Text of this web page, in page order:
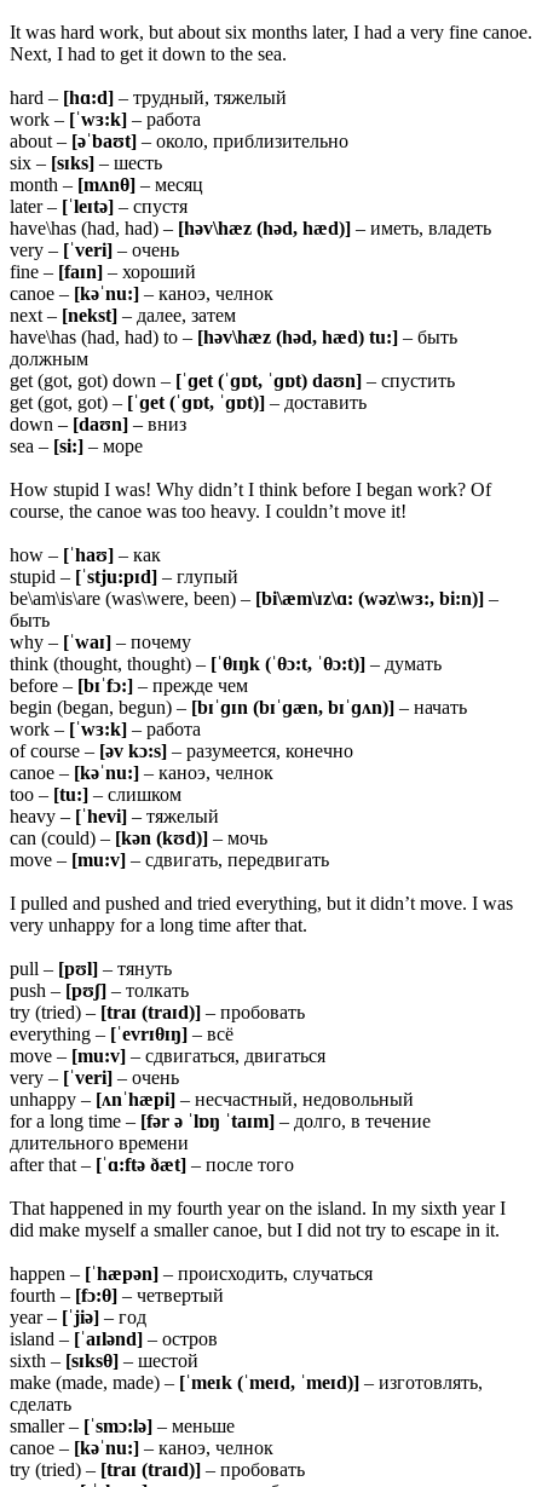
It was hard work, but about six months later, I had a very fine canoe.
Next, I had to get it down to the sea.
hard – [hɑ:d] – трудный, тяжелый
work – [ˈwɜ:k] – работа
about – [əˈbaʊt] – около, приблизительно
six – [sɪks] – шесть
month – [mʌnθ] – месяц
later – [ˈleɪtə] – спустя
have\has (had, had) – [həv\hæz (həd, hæd)] – иметь, владеть
very – [ˈveri] – очень
fine – [faɪn] – хороший
canoe – [kəˈnu:] – каноэ, челнок
next – [nekst] – далее, затем
have\has (had, had) to – [həv\hæz (həd, hæd) tu:] – быть
должным
get (got, got) down – [ˈɡet (ˈɡɒt, ˈɡɒt) daʊn] – спустить
get (got, got) – [ˈɡet (ˈɡɒt, ˈɡɒt)] – доставить
down – [daʊn] – вниз
sea – [si:] – море
How stupid I was! Why didn’t I think before I began work? Of
course, the canoe was too heavy. I couldn’t move it!
how – [ˈhaʊ] – как
stupid – [ˈstju:pɪd] – глупый
be\am\is\are (was\were, been) – [bi\æm\ɪz\ɑ: (wəz\wɜ:, bi:n)] –
быть
why – [ˈwaɪ] – почему
think (thought, thought) – [ˈθɪŋk (ˈθɔ:t, ˈθɔ:t)] – думать
before – [bɪˈfɔ:] – прежде чем
begin (began, begun) – [bɪˈɡɪn (bɪˈɡæn, bɪˈɡʌn)] – начать
work – [ˈwɜ:k] – работа
of course – [əv kɔ:s] – разумеется, конечно
canoe – [kəˈnu:] – каноэ, челнок
too – [tu:] – слишком
heavy – [ˈhevi] – тяжелый
can (could) – [kən (kʊd)] – мочь
move – [mu:v] – сдвигать, передвигать
I pulled and pushed and tried everything, but it didn’t move. I was
very unhappy for a long time after that.
pull – [pʊl] – тянуть
push – [pʊʃ] – толкать
try (tried) – [traɪ (traɪd)] – пробовать
everything – [ˈevrɪθɪŋ] – всё
move – [mu:v] – сдвигаться, двигаться
very – [ˈveri] – очень
unhappy – [ʌnˈhæpi] – несчастный, недовольный
for a long time – [fər ə ˈlɒŋ ˈtaɪm] – долго, в течение
длительного времени
after that – [ˈɑ:ftə ðæt] – после того
That happened in my fourth year on the island. In my sixth year I
did make myself a smaller canoe, but I did not try to escape in it.
happen – [ˈhæpən] – происходить, случаться
fourth – [fɔ:θ] – четвертый
year – [ˈjiə] – год
island – [ˈaɪlənd] – остров
sixth – [sɪksθ] – шестой
make (made, made) – [ˈmeɪk (ˈmeɪd, ˈmeɪd)] – изготовлять,
сделать
smaller – [ˈsmɔ:lə] – меньше
canoe – [kəˈnu:] – каноэ, челнок
try (tried) – [traɪ (traɪd)] – пробовать